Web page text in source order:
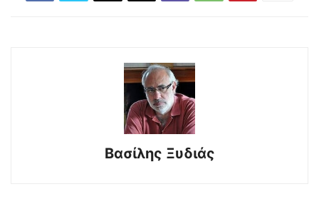
Βασίλης Ξυδιάς